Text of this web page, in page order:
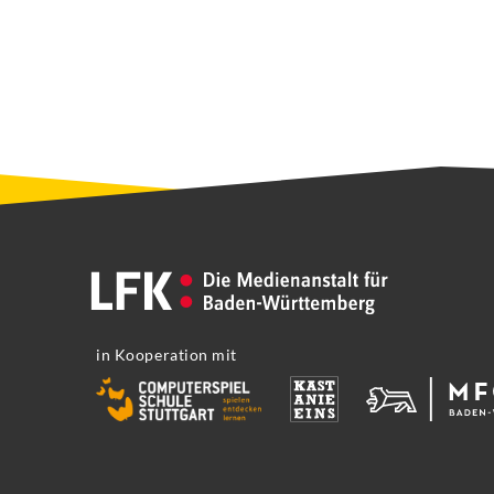
in Kooperation mit